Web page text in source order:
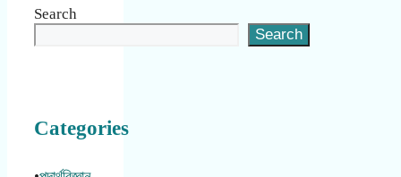
Search
Search
Categories